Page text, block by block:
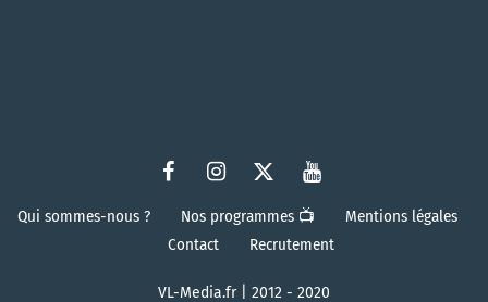
Qui sommes-nous ? Nos programmes 📺
Mentions légales
Contact
Recrutement
VL-Media.fr | 2012 - 2020